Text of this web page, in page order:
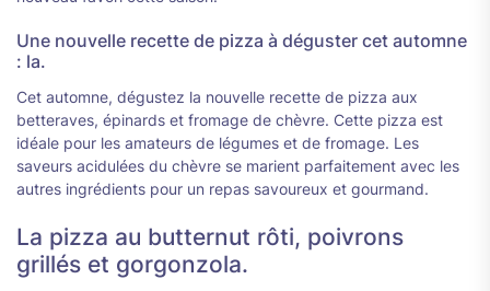
Une nouvelle recette de pizza à déguster cet automne
: la.
Cet automne, dégustez la nouvelle recette de pizza aux
betteraves, épinards et fromage de chèvre. Cette pizza est
idéale pour les amateurs de légumes et de fromage. Les
saveurs acidulées du chèvre se marient parfaitement avec les
autres ingrédients pour un repas savoureux et gourmand.
La pizza au butternut rôti, poivrons
grillés et gorgonzola.